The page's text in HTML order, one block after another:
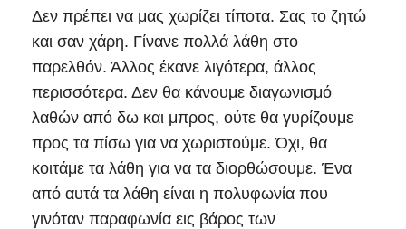
Δεν πρέπει να μας χωρίζει τίποτα. Σας το ζητώ
και σαν χάρη. Γίνανε πολλά λάθη στο
παρελθόν. Άλλος έκανε λιγότερα, άλλος
περισσότερα. Δεν θα κάνουμε διαγωνισμό
λαθών από δω και μπρος, ούτε θα γυρίζουμε
προς τα πίσω για να χωριστούμε. Όχι, θα
κοιτάμε τα λάθη για να τα διορθώσουμε. Ένα
από αυτά τα λάθη είναι η πολυφωνία που
γινόταν παραφωνία εις βάρος των